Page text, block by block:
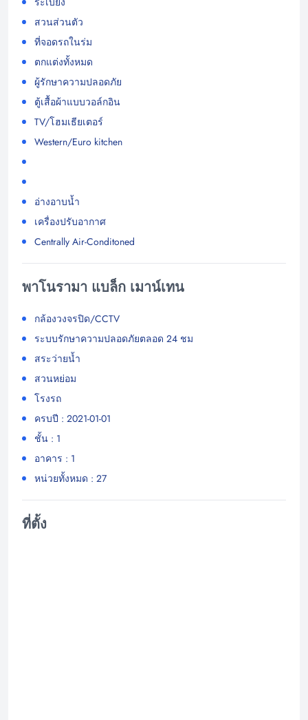
สวนส่วนตัว
ที่จอดรถในร่ม
ตกแต่งทั้งหมด
ผู้รักษาความปลอดภัย
ตู้เสื้อผ้าแบบวอล์กอิน
TV/โฮมเธียเตอร์
Western/Euro kitchen
อ่างอาบน้ำ
เครื่องปรับอากาศ
Centrally Air-Conditoned
พาโนรามา แบล็ก เมาน์เทน
กล้องวงจรปิด/CCTV
ระบบรักษาความปลอดภัยตลอด 24 ชม
สระว่ายน้ำ
สวนหย่อม
โรงรถ
ครบปี : 2021-01-01
ชั้น : 1
อาคาร : 1
หน่วยทั้งหมด : 27
ที่ตั้ง